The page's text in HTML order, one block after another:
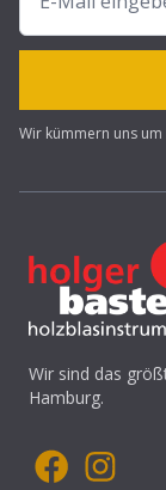
Wir kümmern uns um
Wir sind das
Hamburg.